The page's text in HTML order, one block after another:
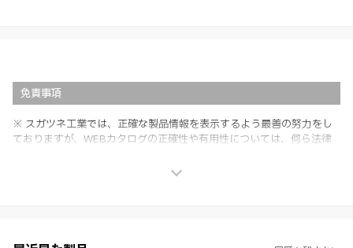
免責事項
※ スガツネ工業では、正確な製品情報を表示するよう最善の努力をし
ておりますが、WEBカタログの正確性や有用性については、何ら法律
社製品の使用ご検討、又は販売促進目的の利用に限ります。